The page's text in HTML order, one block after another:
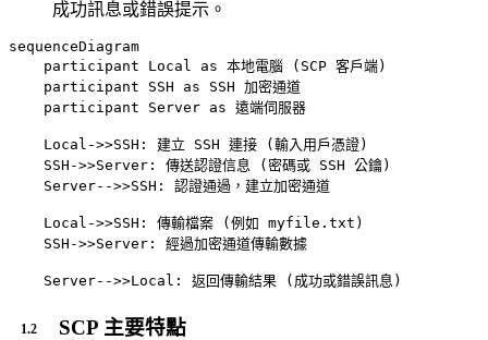
成功訊息或錯誤提示。
sequenceDiagram
    participant Local as 本地電腦 (SCP 客戶端)
    participant SSH as SSH 加密通道
    participant Server as 遠端伺服器
    Local->>SSH: 建立 SSH 連接 (輸入用戶憑證)
    SSH->>Server: 傳送認證信息 (密碼或 SSH 公鑰)
    Server-->>SSH: 認證通過，建立加密通道
    Local->>SSH: 傳輸檔案 (例如 myfile.txt)
    SSH->>Server: 經過加密通道傳輸數據
SCP 主要特點